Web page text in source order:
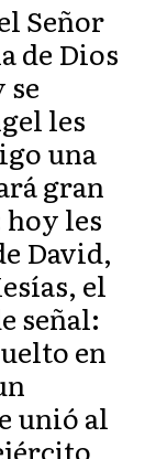
Señor
de Dios
se
les
una
gran
les
David,
el
señal:
en
unió al